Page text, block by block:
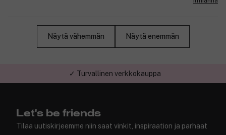
Näytä vähemmän Näytä enemmän
✓ Turvallinen verkkokauppa
Let's be friends
Tilaa uutiskirjeemme niin saat vinkit, inspiraation ja parhaat